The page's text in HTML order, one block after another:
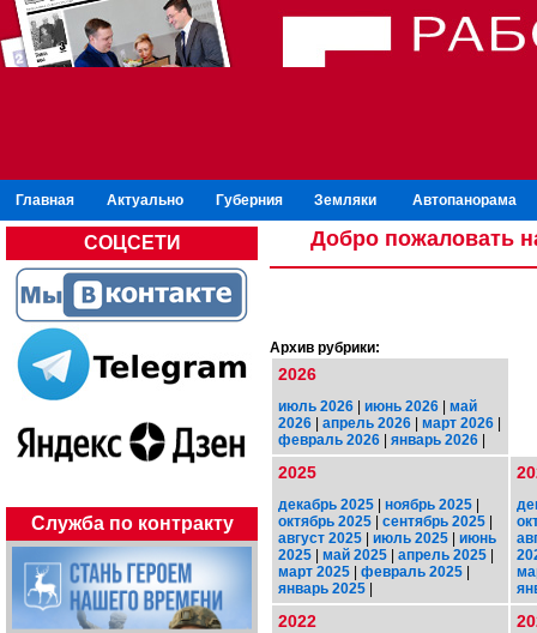
Главная Актуально Губерния Земляки Автопанорама
СОЦСЕТИ
Служба по контракту
Добро пожаловать
Архив рубрики:
2026
июль 2026 | июнь 2026 | май
2026 | апрель 2026 | март 2026 |
февраль 2026 | январь 2026 |
2025
декабрь 2025 | ноябрь 2025 |
октябрь 2025 | сентябрь 2025 |
август 2025 | июль 2025 | июнь
2025 | май 2025 | апрель 2025 |
март 2025 | февраль 2025 |
январь 2025 |
2022